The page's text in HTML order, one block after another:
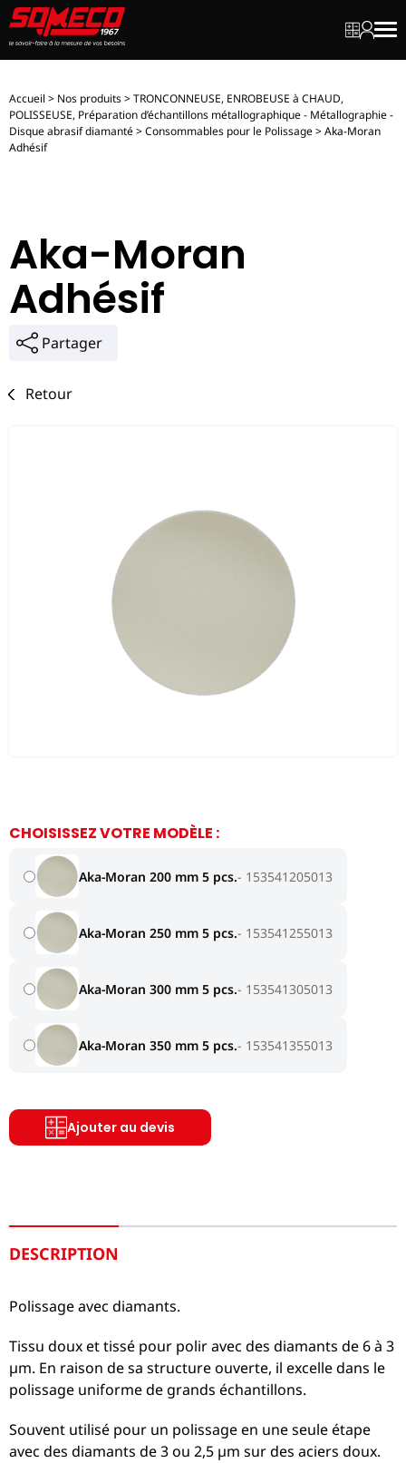
MonMon
Accueil > Nos produits>TRONCONNEUSE, ENROBEUSE à CHAUD,
POLISSEUSE, Préparation d’échantillons métallographique - Métallographie -
Disque abrasif diamanté>Consommables pour le Polissage>Aka-Moran
Adhésif
Aka-Moran
Adhésif
Partager
Retour
CHOISISSEZ VOTRE MODÈLE :
Aka-Moran 200 mm 5 pcs. 153541205013
Aka-Moran 250 mm 5 pcs. 153541255013
Aka-Moran 300 mm 5 pcs. 153541305013
Aka-Moran 350 mm 5 pcs. 153541355013
Ajouter au devis
DESCRIPTION
Polissage avec diamants.
Tissu doux et tissé pour polir avec des diamants de 6 à 3
µm. En raison de sa structure ouverte, il excelle dans le
polissage uniforme de grands échantillons.
Souvent utilisé pour un polissage en une seule étape
avec des diamants de 3 ou 2,5 µm sur des aciers doux.